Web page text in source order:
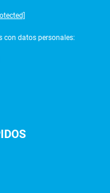
con datos personales: